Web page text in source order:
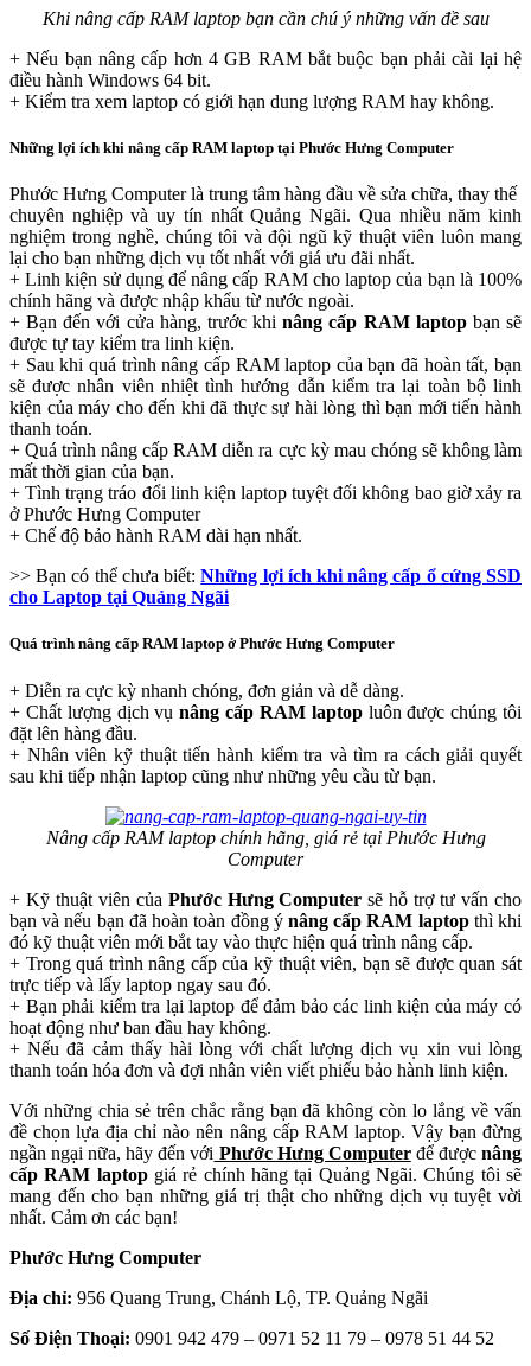
Khi nâng cấp RAM laptop bạn cần chú ý những vấn đề sau
+ Nếu bạn nâng cấp hơn 4 GB RAM bắt buộc bạn phải cài lại hệ
điều hành Windows 64 bit.
+ Kiểm tra xem laptop có giới hạn dung lượng RAM hay không.
Những lợi ích khi nâng cấp RAM laptop tại Phước Hưng Computer
Phước Hưng Computer là trung tâm hàng đầu về sửa chữa, thay thế
chuyên nghiệp và uy tín nhất Quảng Ngãi. Qua nhiều năm kinh
nghiệm trong nghề, chúng tôi và đội ngũ kỹ thuật viên luôn mang
lại cho bạn những dịch vụ tốt nhất với giá ưu đãi nhất.
+ Linh kiện sử dụng để nâng cấp RAM cho laptop của bạn là 100%
chính hãng và được nhập khẩu từ nước ngoài.
+ Bạn đến với cửa hàng, trước khinâng cấp RAM laptopbạn sẽ
được tự tay kiểm tra linh kiện.
+ Sau khi quá trình nâng cấp RAM laptop của bạn đã hoàn tất, bạn
sẽ được nhân viên nhiệt tình hướng dẫn kiểm tra lại toàn bộ linh
kiện của máy cho đến khi đã thực sự hài lòng thì bạn mới tiến hành
thanh toán.
+ Quá trình nâng cấp RAM diễn ra cực kỳ mau chóng sẽ không làm
mất thời gian của bạn.
+ Tình trạng tráo đổi linh kiện laptop tuyệt đối không bao giờ xảy ra
ở Phước Hưng Computer
+ Chế độ bảo hành RAM dài hạn nhất.
>> Bạn có thể chưa biết:Những lợi ích khi nâng cấp ổ cứng SSD
cho Laptop tại Quảng Ngãi
Quá trình nâng cấp RAM laptop ở Phước Hưng Computer
+ Diễn ra cực kỳ nhanh chóng, đơn giản và dễ dàng.
+ Chất lượng dịch vụnâng cấp RAM laptopluôn được chúng tôi
đặt lên hàng đầu.
+ Nhân viên kỹ thuật tiến hành kiểm tra và tìm ra cách giải quyết
sau khi tiếp nhận laptop cũng như những yêu cầu từ bạn.
Nâng cấp RAM laptop chính hãng, giá rẻ tại Phước Hưng
Computer
+ Kỹ thuật viên của Phước Hưng Computer sẽ hỗ trợ tư vấn cho
bạn và nếu bạn đã hoàn toàn đồng ýnâng cấp RAM laptopthì khi
đó kỹ thuật viên mới bắt tay vào thực hiện quá trình nâng cấp.
+ Trong quá trình nâng cấp của kỹ thuật viên, bạn sẽ được quan sát
trực tiếp và lấy laptop ngay sau đó.
+ Bạn phải kiểm tra lại laptop để đảm bảo các linh kiện của máy có
hoạt động như ban đầu hay không.
+ Nếu đã cảm thấy hài lòng với chất lượng dịch vụ xin vui lòng
thanh toán hóa đơn và đợi nhân viên viết phiếu bảo hành linh kiện.
Với những chia sẻ trên chắc rằng bạn đã không còn lo lắng về vấn
đề chọn lựa địa chỉ nào nên nâng cấp RAM laptop. Vậy bạn đừng
ngần ngại nữa, hãy đến với Phước Hưng Computerđể đượcnâng
cấp RAM laptop giá rẻ chính hãng tại Quảng Ngãi. Chúng tôi sẽ
mang đến cho bạn những giá trị thật cho những dịch vụ tuyệt vời
nhất. Cảm ơn các bạn!
Phước Hưng Computer
Địa chỉ: 956 Quang Trung, Chánh Lộ, TP. Quảng Ngãi
Số Điện Thoại: 0901 942 479 – 0971 52 11 79 – 0978 51 44 52